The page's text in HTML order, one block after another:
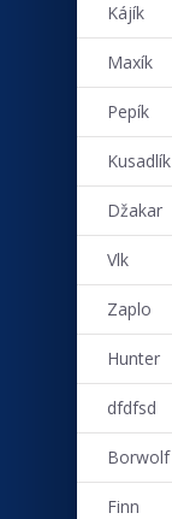
Kájík
Maxík
Pepík
Kusadlík
Džakar
Vlk
Zaplo
Hunter
dfdfsd
Borwolf
Finn